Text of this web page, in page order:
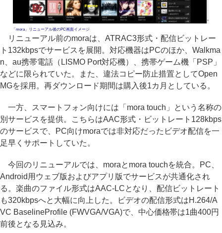
「mora」リニューアル後のPC画面イメージ
リニューアル前のmoraは、ATRAC3形式・配信ビットレー
ト132kbpsでサービスを展開。対応機器はPCのほか、Walkma
n、au携帯電話（LISMO Port対応機）、携帯ゲーム機「PSP」
などに限られていた。また、違法コピー防止措置としてOpen
MGを採用。再ダウンロード期間は購入後1カ月としている。
一方、スマートフォン向けには「mora touch」という名称の
別サービスを提供。こちらはAAC形式・ビットレート128kbps
のサービスで、PC向けmoraでは非対応だったビデオ配信を一
足早くサポートしていた。
今回のリニューアルでは、moraとmora touchを統合。PC、
Android用ウェブ版およびアプリ版でサービスが共通化され
る。楽曲のファイル形式はAAC-LCとなり、配信ビットレート
も320kbpsへと大幅に向上した。ビデオの配信形式はH.264/A
VC BaselineProfile (FWVGA/VGA)で、中心価格帯は1曲400円
前後となる見込み。